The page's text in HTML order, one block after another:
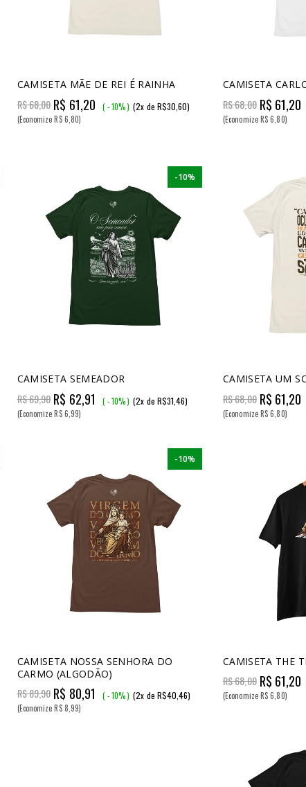
CAMISETA MÃE DE REI É RAINHA
R$ 68,00 R$ 61,20 ( - 10% ) (2x de R$30,60)
(Economize R$ 6,80)
CAMISETA
R$ 68,00 R$ 61,20
(Economize R$ 6,80)
-10%
CAMISETA SEMEADOR
R$ 69,90 R$ 62,91 ( - 10% ) (2x de R$31,46)
(Economize R$ 6,99)
CAMISETA UM
R$ 68,00 R$ 61,20
(Economize R$ 6,80)
-10%
CAMISETA NOSSA SENHORA DO
CARMO (ALGODÃO)
R$ 89,90 R$ 80,91 ( - 10% ) (2x de R$40,46)
(Economize R$ 8,99)
CAMISETA THE
R$ 68,00 R$ 61,20
(Economize R$ 6,80)